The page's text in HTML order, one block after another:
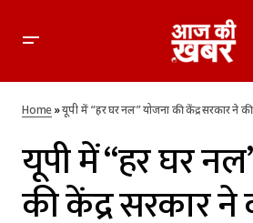
यूपी में “हर घर नल” योजना की केंद्र
Home»यूपी में “हर घर नल” योजना की केंद्र सरकार ने
यूपी में “हर घर
की केंद्र सरकार